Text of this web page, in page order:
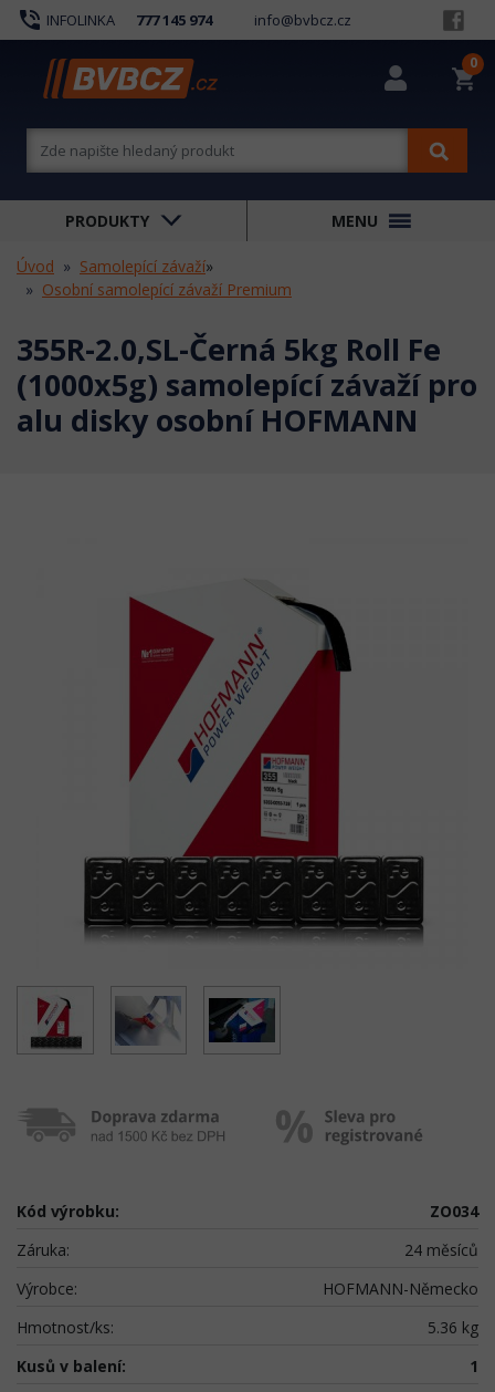
phone_in_talk INFOLINKA 777 145 974 info@bvbcz.cz
shopping_cart
0
PRODUKTY MENU
Úvod Samolepící závaží»
Osobní samolepící závaží Premium
355R-2.0,SL-Černá 5kg Roll Fe
(1000x5g) samolepící závaží pro
alu disky osobní HOFMANN
Kód výrobku:
ZO034
Záruka:
24 měsíců
Výrobce:
HOFMANN-Německo
Hmotnost/ks:
5.36 kg
Kusů v balení:
1